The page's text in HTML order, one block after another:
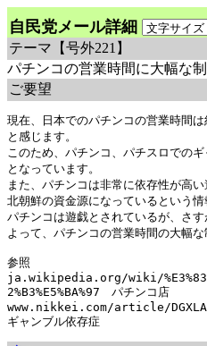
自民党メール詳細
テーマ 【号外221】
パチンコの営業時間に大幅な
ご要望
現在、日本でのパチンコの営業時間
と感じます。
このため、パチンコ、パチスロでの
となっています。
また、パチンコは非常に依存性が高
北朝鮮の資金源になっているという情
パチンコは遊戯とされているが、さ
よって、パチンコの営業時間の大幅な
参照
ja.wikipedia.org/wiki/
2%B3%E5%BA%97　パチンコ店
www.nikkei.com/article/
ギャンブル依存症